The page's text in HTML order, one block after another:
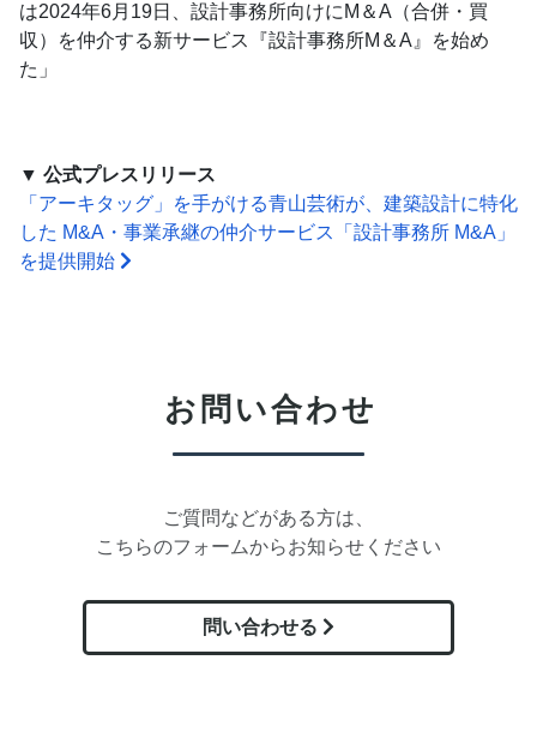
は2024年6月19日、設計事務所向けにM＆A（合併・買
収）を仲介する新サービス『設計事務所M＆A』を始め
た」
▼ 公式プレスリリース
「アーキタッグ」を手がける青山芸術が、建築設計に特化
した M&A・事業承継の仲介サービス「設計事務所 M&A」
を提供開始
お問い合わせ
ご質問などがある方は、
こちらのフォームからお知らせください
問い合わせる